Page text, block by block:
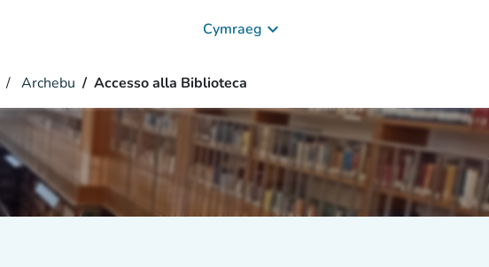
Cymraeg keyboard_arrow_down
Archebu Accesso alla Biblioteca